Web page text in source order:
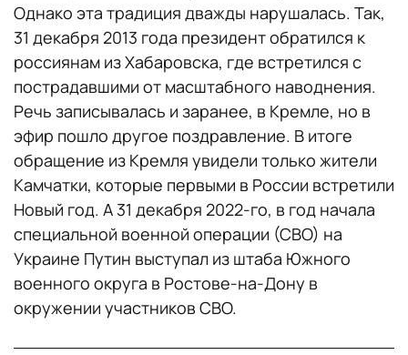
Однако эта традиция дважды нарушалась. Так,
31 декабря 2013 года президент обратился к
россиянам из Хабаровска, где встретился с
пострадавшими от масштабного наводнения.
Речь записывалась и заранее, в Кремле, но в
эфир пошло другое поздравление. В итоге
обращение из Кремля увидели только жители
Камчатки, которые первыми в России встретили
Новый год. А 31 декабря 2022-го, в год начала
специальной военной операции (СВО) на
Украине Путин выступал из штаба Южного
военного округа в Ростове-на-Дону в
окружении участников СВО.